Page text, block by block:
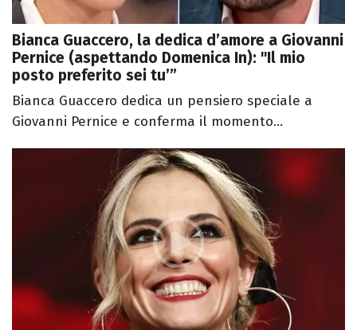
Bianca Guaccero, la dedica d’amore a Giovanni
Pernice (aspettando Domenica In): "Il mio
posto preferito sei tu’”
Bianca Guaccero dedica un pensiero speciale a
Giovanni Pernice e conferma il momento...